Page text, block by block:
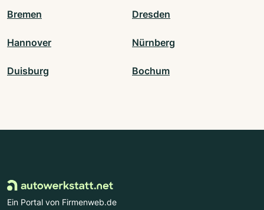
Bremen Dresden
Hannover Nürnberg
Duisburg Bochum
Ein Portal von Firmenweb.de